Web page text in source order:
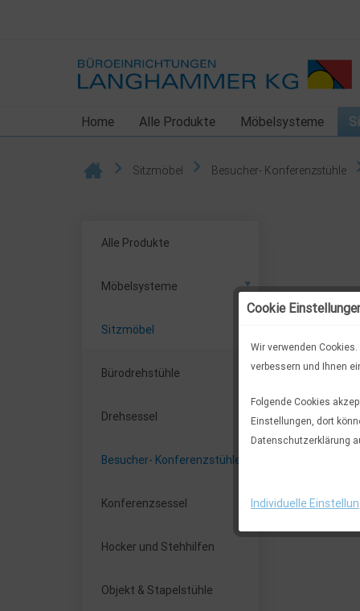
Home Alle Produkte Möbelsysteme
Sitzmöbel Besucher- Konferenzstühle
Alle Produkte
Möbelsysteme
Sitzmöbel
Bürodrehstühle
Drehsessel
Besucher- Konferenzstühle
Konferenzsessel
Hocker und Stehhilfen
Objekt & Stapelstühle
Cookie
Wir verwenden
verbessern und Ihnen
Folgende Cookies
Einstellungen, dort
Datenschutzerklärung
Individuelle